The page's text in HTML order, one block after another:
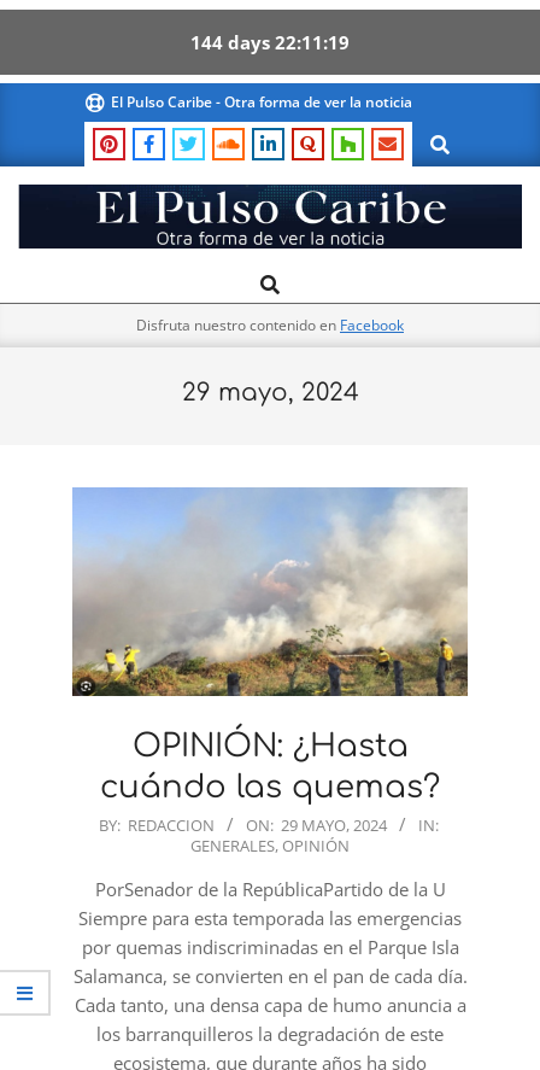
144 days 22 11 18
content
El Pulso Caribe - Otra forma de ver la noticia
Search
El
Pulso
Navigation
Search
Disfruta nuestro contenido en Facebook
29 mayo, 2024
OPINIÓN: ¿Hasta
cuándo las quemas?
2024-
BY: REDACCION ON: 29 MAYO, 2024
IN:
GENERALES, OPINIÓN
PorSenador de la RepúblicaPartido de la U
Siempre para esta temporada las emergencias
por quemas indiscriminadas en el Parque Isla
Salamanca, se convierten en el pan de cada día.
Cada tanto, una densa capa de humo anuncia a
los barranquilleros la degradación de este
ecosistema, que durante años ha sido